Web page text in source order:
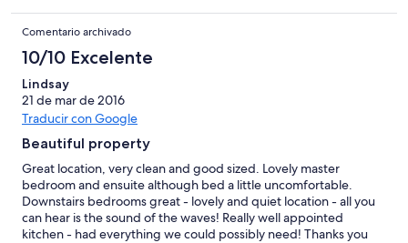
Comentario archivado
10/10 Excelente
Lindsay
21 de mar de 2016
Traducir con Google
Beautiful property
Great location, very clean and good sized. Lovely master
bedroom and ensuite although bed a little uncomfortable.
Downstairs bedrooms great - lovely and quiet location - all you
can hear is the sound of the waves! Really well appointed
kitchen - had everything we could possibly need! Thanks you